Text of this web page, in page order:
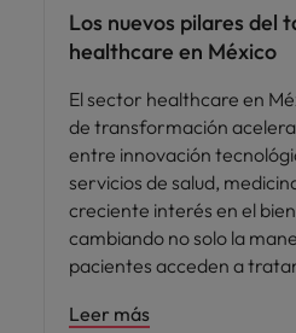
Los nuevos pilares del
healthcare en México
El sector healthcare en
de transformación
entre innovación
servicios de salud,
creciente interés en el
cambiando no solo la
pacientes acceden a
Leer más